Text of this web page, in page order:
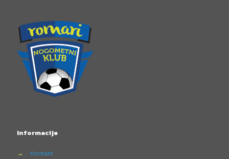
Informacije
→
Kontakt